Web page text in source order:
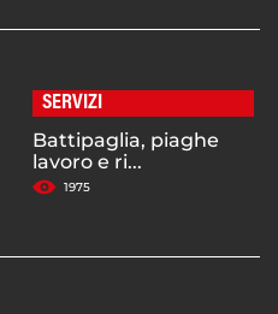
SERVIZI
Battipaglia, piaghe
lavoro e ri...
1975